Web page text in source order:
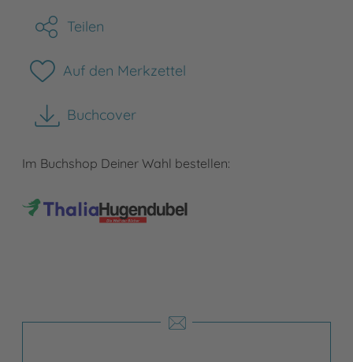
Teilen
Auf den Merkzettel
Buchcover
herunterladen
Im Buchshop Deiner Wahl bestellen: